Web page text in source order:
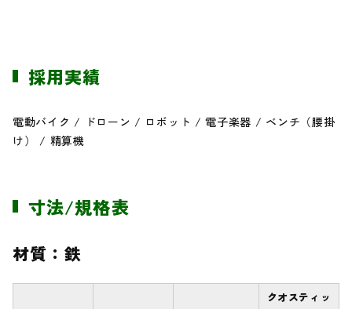
採用実績
電動バイク / ドローン / ロボット / 電子楽器 / ベンチ（腰掛
け） / 精算機
寸法/規格表
材質：鉄
クオスティッ